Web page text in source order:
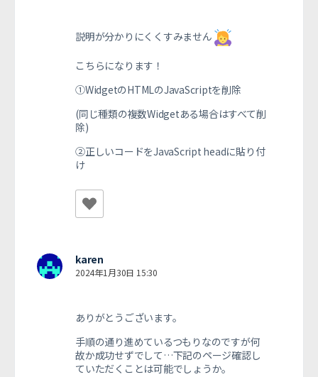
説明が分かりにくくすみません
こちらになります！
①WidgetのHTMLのJavaScriptを削除
(同じ種類の複数Widgetある場合はすべて削
除)
②正しいコードをJavaScript headに貼り付
け
karen
2024年1月30日 15:30
ありがとうございます。
手順の通り進めているつもりなのですが何
故か成功せずでして…下記のページ確認し
ていただくことは可能でしょうか。